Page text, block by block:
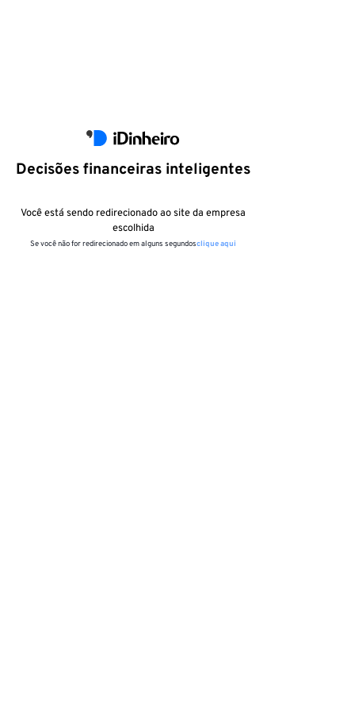
Decisões financeiras inteligentes
Você está sendo redirecionado ao site da empresa
escolhida
Se você não for redirecionado em alguns segundosclique aqui